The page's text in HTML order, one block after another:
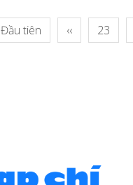
Đầu tiên ‹‹ 23